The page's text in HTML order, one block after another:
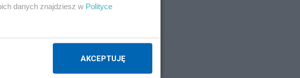
ciała, byłby jak
danych znajdziesz w Polityce
AKCEPTUJĘ